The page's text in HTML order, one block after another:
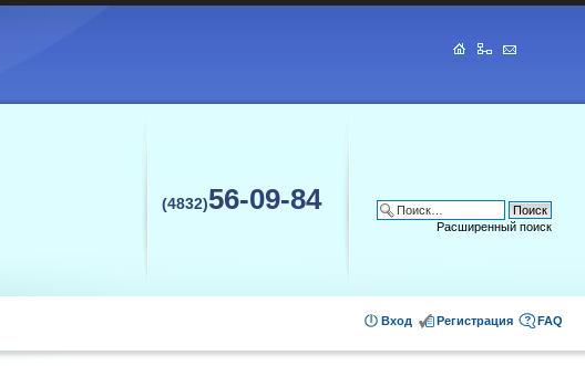
(4832)56-09-84
Расширенный поиск
FAQ
Регистрация
Вход